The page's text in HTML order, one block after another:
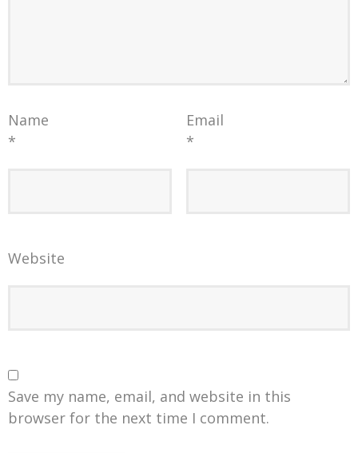
Name
*
Email
*
Website
Save my name, email, and website in this
browser for the next time I comment.